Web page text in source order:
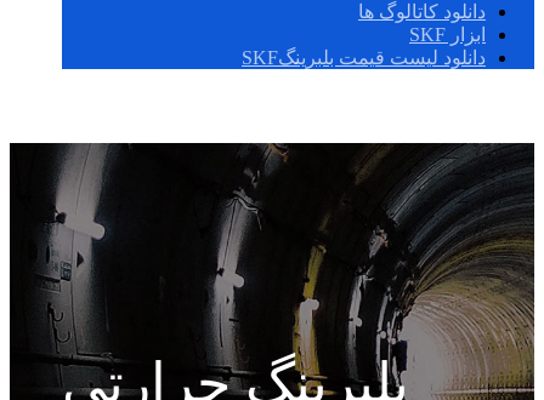
دانلود کاتالوگ ها
ابزار SKF
دانلود لیست قیمت بلبرینگSKF
بلبرینگ حرارتی